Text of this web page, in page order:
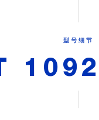
型号细节